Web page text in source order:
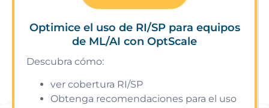
Optimice el uso de RI/SP para equipos
de ML/AI con OptScale
Descubra cómo:
ver cobertura RI/SP
Obtenga recomendaciones para el uso